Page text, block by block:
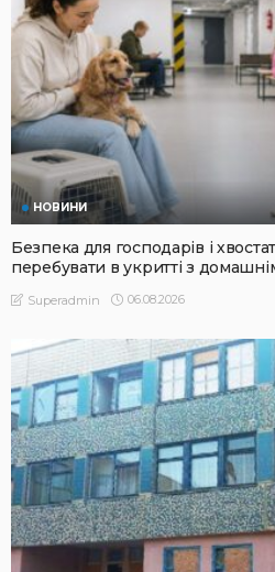
НОВИНИ
Безпека для господарів і
перебувати в укритті з
Superadmin 06.08.2026